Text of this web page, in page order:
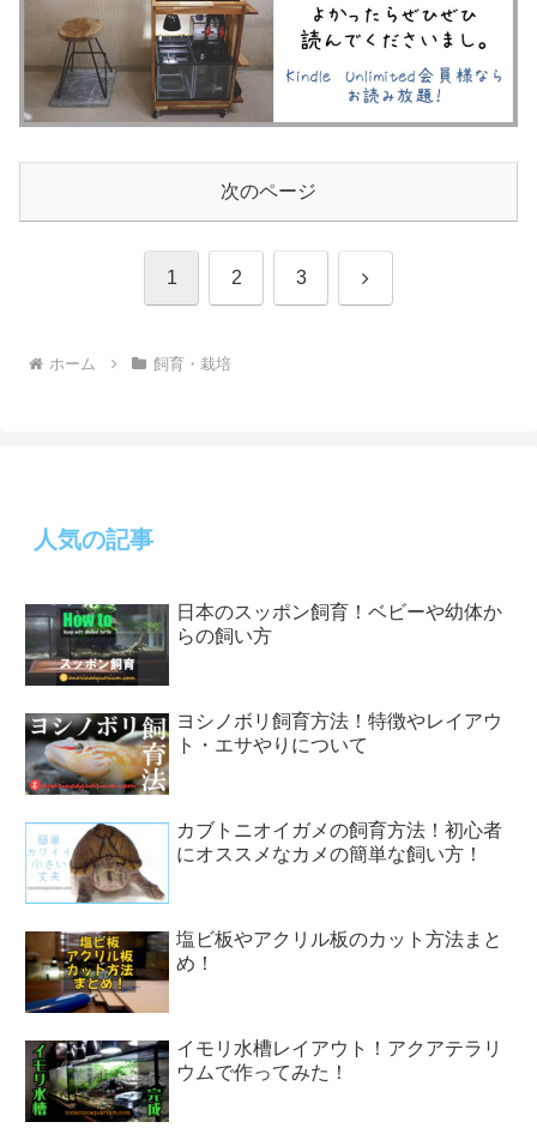
次のページ
1 2 3 次
ホーム 飼育・栽培
人気の記事
日本のスッポン飼育！ベビーや幼体か
らの飼い方
ヨシノボリ飼育方法！特徴やレイアウ
ト・エサやりについて
カブトニオイガメの飼育方法！初心者
にオススメなカメの簡単な飼い方！
塩ビ板やアクリル板のカット方法まと
め！
イモリ水槽レイアウト！アクアテラリ
ウムで作ってみた！